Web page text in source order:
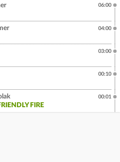
06:00
04:00
03:00
00:10
FIRE
00:01